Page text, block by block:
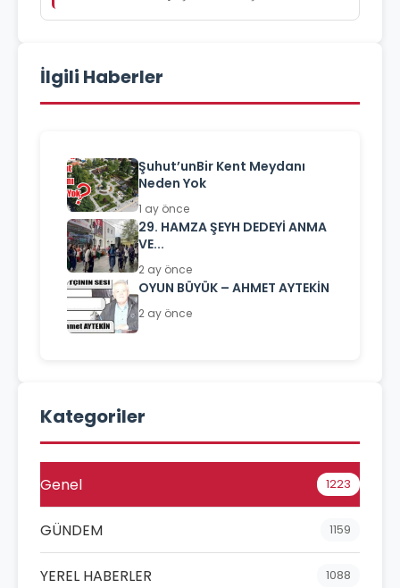
İlgili Haberler
Şuhut’unBir Kent Meydanı
Neden Yok
1 ay önce
29. HAMZA ŞEYH DEDEYİ ANMA
VE...
2 ay önce
OYUN BÜYÜK – AHMET AYTEKİN
2 ay önce
Kategoriler
Genel 1223
GÜNDEM 1159
YEREL HABERLER 1088